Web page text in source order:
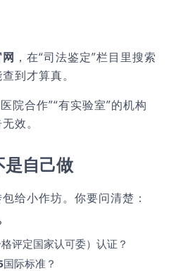
，在“司法鉴定”栏目里搜索
到才算真。
院合作”“有实验室”的机构
效。
是自己做
给小作坊。你要问清楚：
格评定国家认可委）认证？
国际标准？